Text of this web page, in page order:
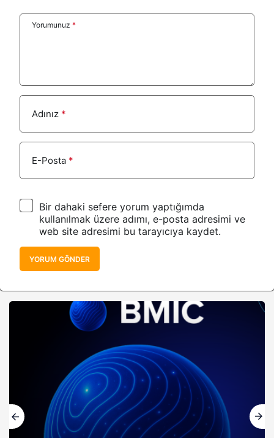
Yorumunuz *
Adınız *
E-Posta *
Bir dahaki sefere yorum yaptığımda
kullanılmak üzere adımı, e-posta adresimi ve
web site adresimi bu tarayıcıya kaydet.
YORUM GÖNDER